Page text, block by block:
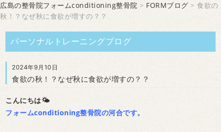
広島の整骨院フォームconditioning整骨院 > FORMブログ > 食欲の
秋！？なぜ秋に食欲が増すの？？
パーソナルトレーニングブログ
2024年9月10日
食欲の秋！？なぜ秋に食欲が増すの？？
こんにちは🌤
フォームconditioning整骨院の河合です。